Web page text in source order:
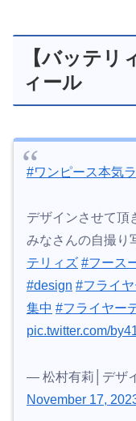
【バッテリ
ィール
#ワンピース本気
デザインさせて頂
みなさんの自撮り
テリィズ #フース
#design #フライ
集中 #フライヤー
pic.twitter.com/
— 松村有莉│デザ
November 17,